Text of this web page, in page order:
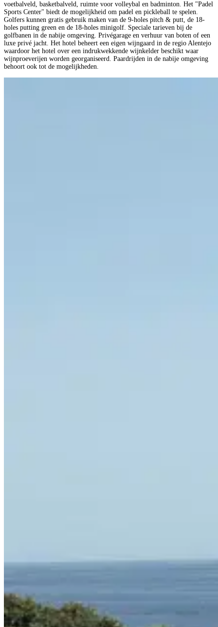
voetbalveld, basketbalveld, ruimte voor volleybal en badminton. Het "Padel
Sports Center" biedt de mogelijkheid om padel en pickleball te spelen.
Golfers kunnen gratis gebruik maken van de 9-holes pitch & putt, de 18-
holes putting green en de 18-holes minigolf. Speciale tarieven bij de
golfbanen in de nabije omgeving. Privégarage en verhuur van boten of een
luxe privé jacht. Het hotel beheert een eigen wijngaard in de regio Alentejo
waardoor het hotel over een indrukwekkende wijnkelder beschikt waar
wijnproeverijen worden georganiseerd. Paardrijden in de nabije omgeving
behoort ook tot de mogelijkheden.